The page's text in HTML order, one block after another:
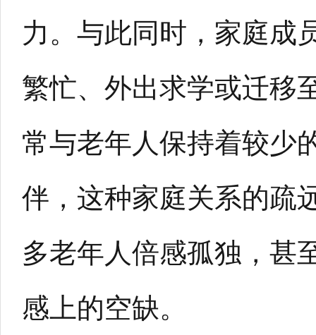
力。与此同时，家庭成
繁忙、外出求学或迁移
常与老年人保持着较少
伴，这种家庭关系的疏
多老年人倍感孤独，甚
感上的空缺。